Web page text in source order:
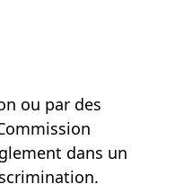
ou par des
dans un